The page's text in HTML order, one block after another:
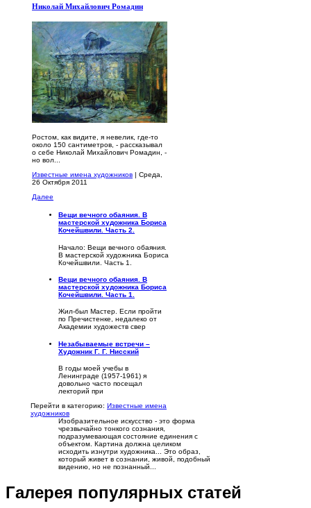
Николай Михайлович Ромадин
Ростом, как видите, я невелик, где-то
около 150 сантимет­ров, - рассказывал
о себе Николай Михайлович Ромадин, -
но вол...
Известные имена художников | Среда,
26 Октября 2011
Далее
Вещи вечного обаяния. В
мастерской художника Бориса
Кочейшвили. Часть 2.
Начало: Вещи вечного обаяния.
В мастерской художника Бориса
Кочейшвили. Часть 1.
Вещи вечного обаяния. В
мастерской художника Бориса
Кочейшвили. Часть 1.
Жил-был Мастер. Если пройти
по Пречистенке, недалеко от
Академии художеств свер
Незабываемые встречи –
Художник Г. Г. Нисский
В годы моей учебы в
Ленинграде (1957-1961) я
довольно часто посещал
лекторий при
Перейти в категорию: Известные имена
художников
Изобразительное искусство - это форма
чрезвычайно тонкого сознания,
подразумевающая состояние единения с
объектом. Картина должна целиком
исходить изнутри художника... Это образ,
который живет в сознании, живой, подобный
видению, но не познанный...
Галерея популярных статей